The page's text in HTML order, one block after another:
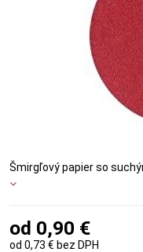
Šmirgľový papier so
od 0,90 €
od 0,73 € bez DPH